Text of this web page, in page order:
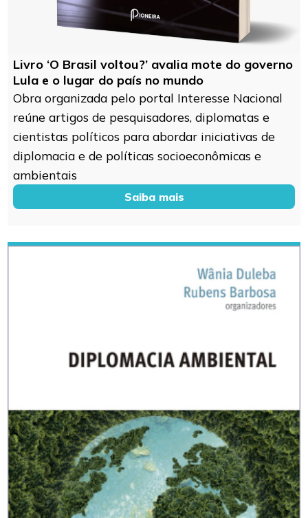
Livro ‘O Brasil voltou?’ avalia mote do governo
Lula e o lugar do país no mundo
Obra organizada pelo portal Interesse Nacional
reúne artigos de pesquisadores, diplomatas e
cientistas políticos para abordar iniciativas de
diplomacia e de políticas socioeconômicas e
ambientais
Saiba mais